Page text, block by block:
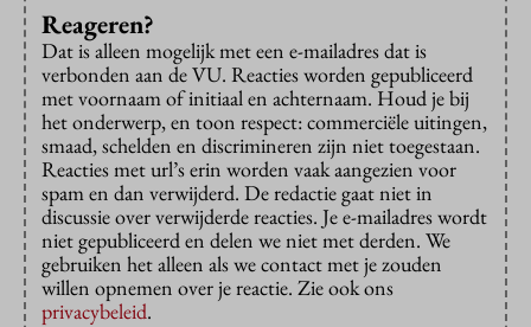
Reageren?
Dat is alleen mogelijk met een e-mailadres dat is
verbonden aan de VU. Reacties worden gepubliceerd
met voornaam of initiaal en achternaam. Houd je bij
het onderwerp, en toon respect: commerciële uitingen,
smaad, schelden en discrimineren zijn niet toegestaan.
Reacties met url’s erin worden vaak aangezien voor
spam en dan verwijderd. De redactie gaat niet in
discussie over verwijderde reacties. Je e-mailadres wordt
niet gepubliceerd en delen we niet met derden. We
gebruiken het alleen als we contact met je zouden
willen opnemen over je reactie. Zie ook ons
privacybeleid.